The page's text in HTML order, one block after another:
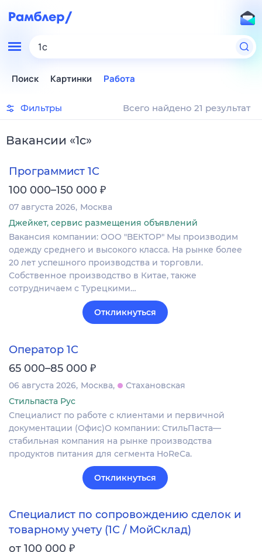
1c
Поиск Картинки Работа
Фильтры Всего найдено 21 результат
Вакансии «1c»
Программист 1С
100 000–150 000 ₽
07 августа 2026 Москва
Джейкет, сервис размещения объявлений
Вакансия компании: ООО "ВЕКТОР" Мы производим
одежду среднего и высокого класса. На рынке более
20 лет успешного производства и торговли.
Собственное производство в Китае, также
сотрудничаем с Турецкими…
Откликнуться
Оператор 1С
65 000–85 000 ₽
06 августа 2026 Москва
Стахановская
Стильпаста Рус
Специалист по работе с клиентами и первичной
документации (Офис)О компании: СтильПаста—
стабильная компания на рынке производства
продуктов питания для сегмента HoReCa.
Откликнуться
Специалист по сопровождению сделок и
товарному учету (1С / МойСклад)
от 100 000 ₽